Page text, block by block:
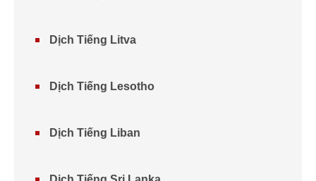
Dịch Tiếng Litva
Dịch Tiếng Lesotho
Dịch Tiếng Liban